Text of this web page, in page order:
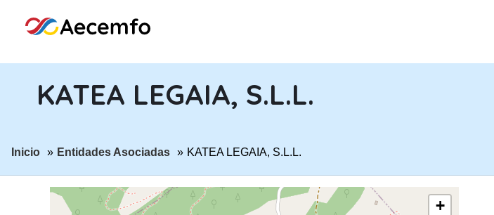
KATEA LEGAIA, S.L.L.
ir a página:
Inicio ir a página:
Entidades Asociadas KATEA LEGAIA, S.L.L.
+